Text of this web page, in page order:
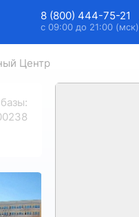
8 (800) 444-75-21
с 09:00 до 21:00 (мск)
8 (800) 444-75-21
Ответим на ваши вопросы
8 (800) 444-75-21
WhatsApp
info@super.camp
Центр
: